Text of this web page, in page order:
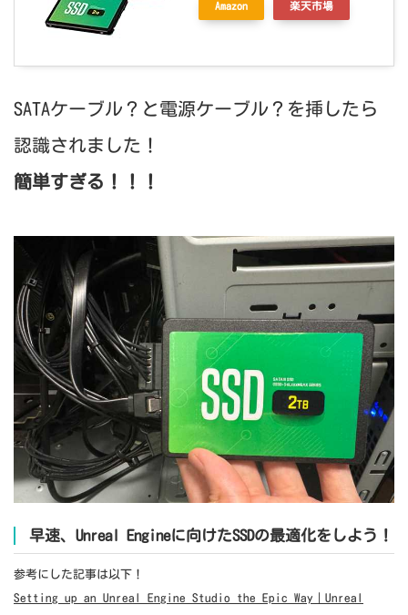
Amazon 楽天市場
SATAケーブル？と電源ケーブル？を挿したら
認識されました！
簡単すぎる！！！
早速、Unreal Engineに向けたSSDの最適化をしよう！
参考にした記事は以下！
Setting up an Unreal Engine Studio the Epic Way｜Unreal